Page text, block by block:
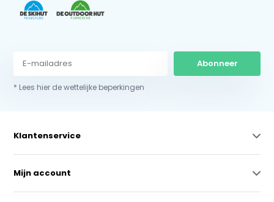
Abonneer
* Lees hier de wettelijke beperkingen
Klantenservice
Mijn account